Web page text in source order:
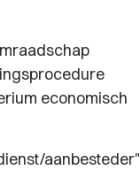
economisch
aanbesteder"